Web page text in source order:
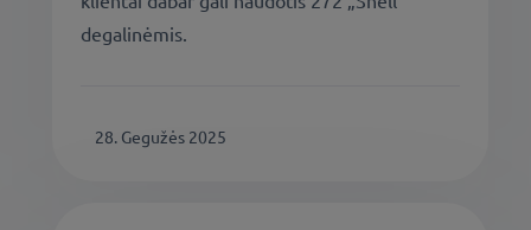
degalinėmis.
28. Gegužės 2025